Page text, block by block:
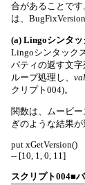
合があることで
は、
(a) Lingoシンタッ
Lingoシンタック
パティの返す文
ループ処理し、
クリプト004)。
関数は、ムービ
ぎのような結果が
put xGetVersion()
-- [10, 1, 0, 11]
スクリプト004■